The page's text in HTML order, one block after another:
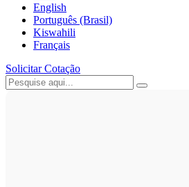
English
Português (Brasil)
Kiswahili
Français
Solicitar Cotação